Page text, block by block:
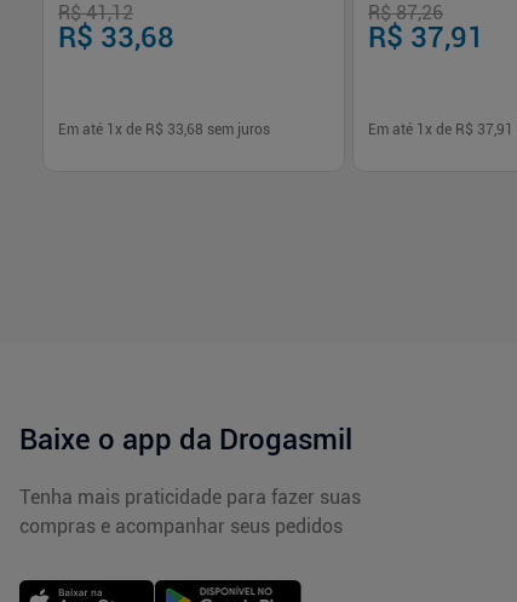
R$ 41,12
R$ 33,68
Em até 1 x de R$ 33,68 sem juros
R$ 87,26
R$ 37,91
Em até 1 x de R$ 37,91
Baixe o app da Drogasmil
Tenha mais praticidade para fazer suas
compras e acompanhar seus pedidos